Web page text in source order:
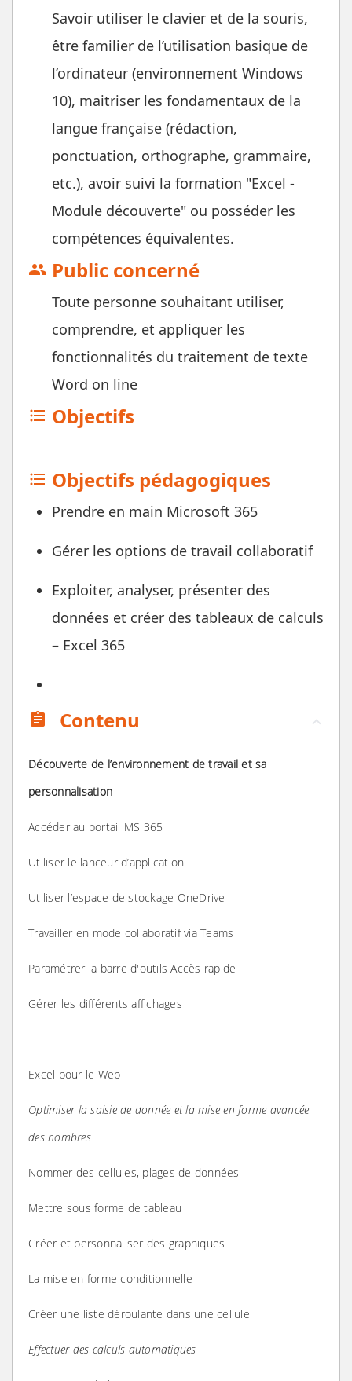
Savoir utiliser le clavier et de la souris,
être familier de l’utilisation basique de
l’ordinateur (environnement Windows
10), maitriser les fondamentaux de la
langue française (rédaction,
ponctuation, orthographe, grammaire,
etc.), avoir suivi la formation "Excel -
Module découverte" ou posséder les
compétences équivalentes.
group Public concerné
Toute personne souhaitant utiliser,
comprendre, et appliquer les
fonctionnalités du traitement de texte
Word on line
format_list_bulleted Objectifs
format_list_bulleted Objectifs pédagogiques
Prendre en main Microsoft 365
Gérer les options de travail collaboratif
Exploiter, analyser, présenter des
données et créer des tableaux de calculs
– Excel 365
assignment Contenu
Découverte de l’environnement de travail et sa
personnalisation
Accéder au portail MS 365
Utiliser le lanceur d’application
Utiliser l’espace de stockage OneDrive
Travailler en mode collaboratif via Teams
Paramétrer la barre d'outils Accès rapide
Gérer les différents affichages
Excel pour le Web
Optimiser la saisie de donnée et la mise en forme avancée
des nombres
Nommer des cellules, plages de données
Mettre sous forme de tableau
Créer et personnaliser des graphiques
La mise en forme conditionnelle
Créer une liste déroulante dans une cellule
Effectuer des calculs automatiques